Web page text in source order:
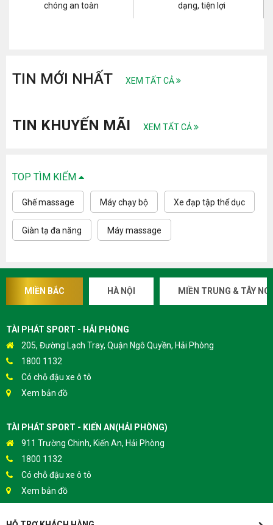
chóng an toàn
dạng, tiện lợi
TIN MỚI NHẤT XEM TẤT CẢ
TIN KHUYẾN MÃI XEM TẤT CẢ
TOP TÌM KIẾM
Ghế massage Máy chạy bộ Xe đạp tập thể dục
Giàn tạ đa năng Máy massage
MIỀN BẮC HÀ NỘI MIỀN TRUNG & TÂY
TÀI PHÁT SPORT - HẢI PHÒNG
205, Đường Lạch Tray, Quận Ngô Quyền, Hải Phòng
1800 1132
Có chỗ đậu xe ô tô
Xem bản đồ
TÀI PHÁT SPORT - KIẾN AN(HẢI PHÒNG)
911 Trường Chinh, Kiến An, Hải Phòng
1800 1132
Có chỗ đậu xe ô tô
Xem bản đồ